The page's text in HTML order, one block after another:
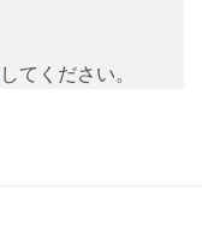
してください。